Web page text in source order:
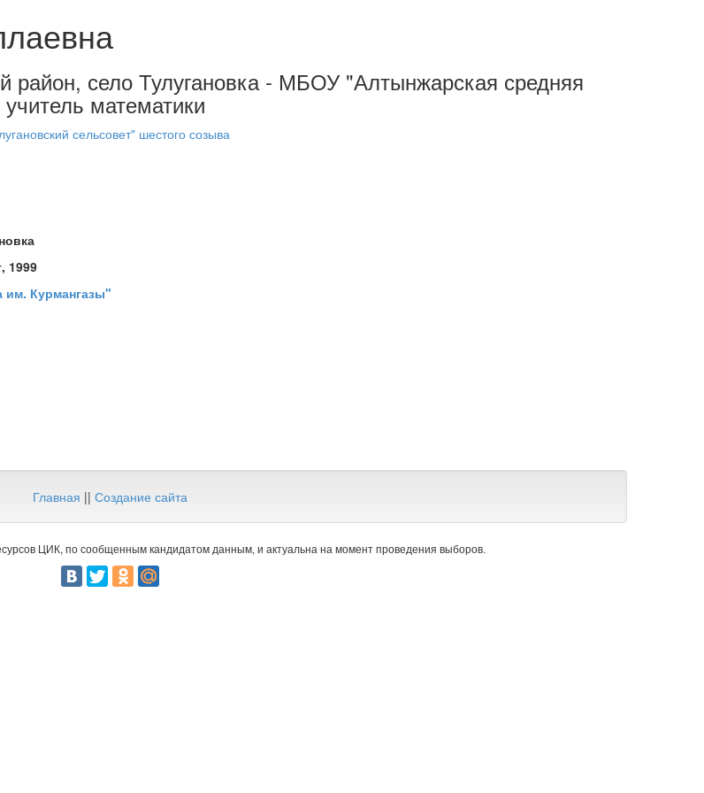
район, село Тулугановка - МБОУ "Алтынжарская средняя
математики
сельсовет" шестого созыва
1999
им. Курмангазы"
Главная || Создание сайта
ЦИК, по сообщенным кандидатом данным, и актуальна на момент проведения выборов.